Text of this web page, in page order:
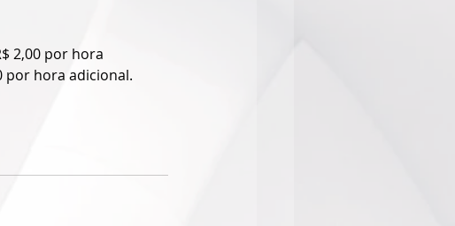
2,00 por hora
por hora adicional.